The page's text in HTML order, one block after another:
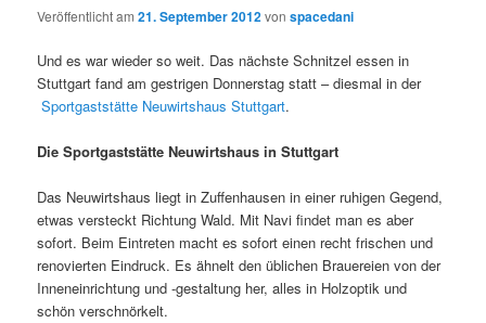
Veröffentlicht am21. September 2012vonspacedani
Und es war wieder so weit. Das nächste Schnitzel essen in
Stuttgart fand am gestrigen Donnerstag statt – diesmal in der
Sportgaststätte Neuwirtshaus Stuttgart.
Die Sportgaststätte Neuwirtshaus in Stuttgart
Das Neuwirtshaus liegt in Zuffenhausen in einer ruhigen Gegend,
etwas versteckt Richtung Wald. Mit Navi findet man es aber
sofort. Beim Eintreten macht es sofort einen recht frischen und
renovierten Eindruck. Es ähnelt den üblichen Brauereien von der
Inneneinrichtung und -gestaltung her, alles in Holzoptik und
schön verschnörkelt.